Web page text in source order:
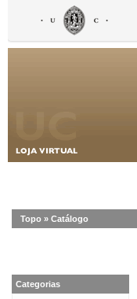
Topo » Catálogo
Categorias